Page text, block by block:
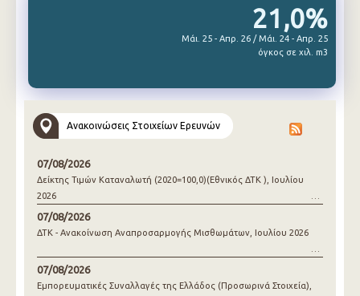
21,0%
Μάι. 25 - Απρ. 26 / Μάι. 24 - Απρ. 25
όγκος σε χιλ. m3
Ανακοινώσεις Στοιχείων Ερευνών
07/08/2026
Δείκτης Τιμών Καταναλωτή (2020=100,0)(Εθνικός ΔΤΚ ), Ιουλίου
2026
07/08/2026
ΔΤΚ - Ανακοίνωση Αναπροσαρμογής Μισθωμάτων, Ιουλίου 2026
07/08/2026
Εμπορευματικές Συναλλαγές της Ελλάδος (Προσωρινά Στοιχεία),